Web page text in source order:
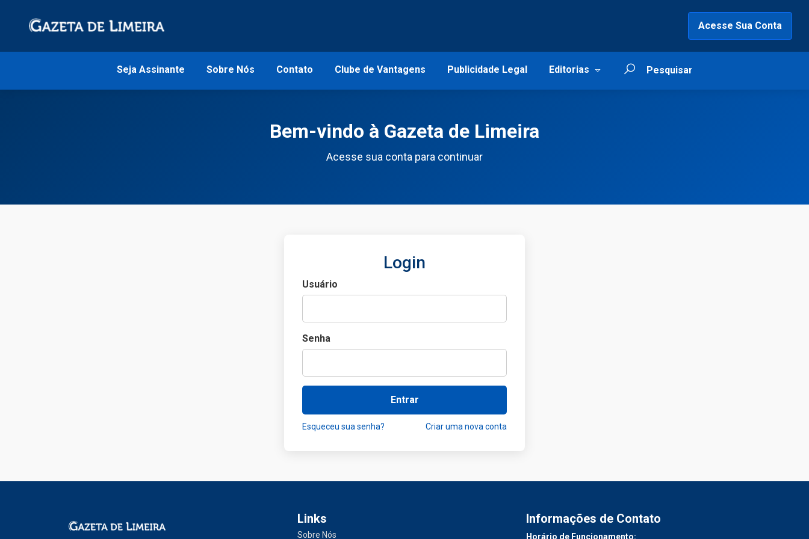
Acesse Sua Conta
Seja Assinante Sobre Nós Contato Clube de Vantagens Publicidade Legal Editorias
Bem-vindo à Gazeta de Limeira
Acesse sua conta para continuar
Login
Usuário
Senha
Entrar
Esqueceu sua senha? Criar uma nova conta
Links
Sobre Nós
Informações de Contato
Horário de Funcionamento: